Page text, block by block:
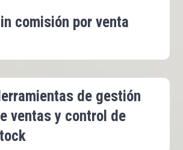
comisión por venta
de gestión
ventas y control de